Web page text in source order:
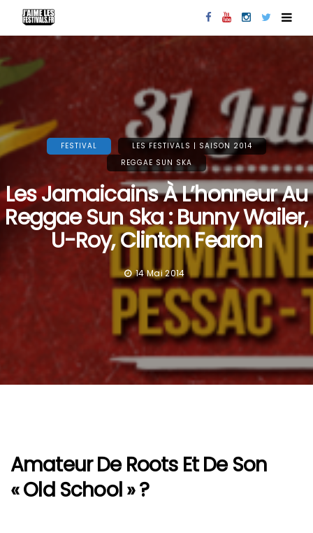
FESTIVAL
LES FESTIVALS | SAISON 2014
REGGAE SUN SKA
Les Jamaicains À L’honneur Au
Reggae Sun Ska : Bunny Wailer,
U-Roy, Clinton Fearon
14 Mai 2014
Amateur De Roots Et De Son
« Old School » ?